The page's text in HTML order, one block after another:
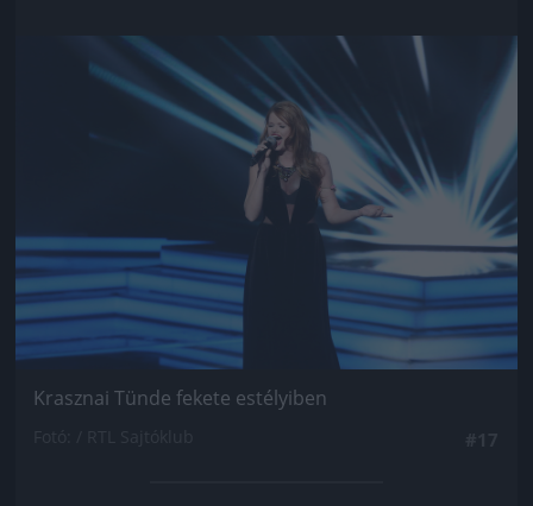
Jön még kép!
Krasznai Tünde fekete estélyiben